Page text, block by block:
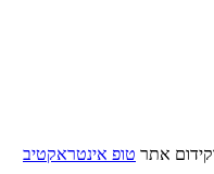
טופ אינטראקטיב